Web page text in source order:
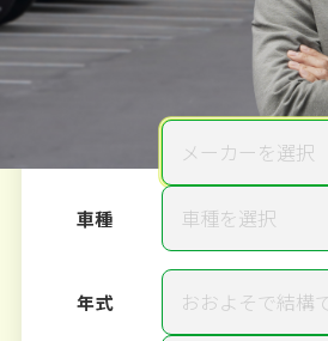
電話か出張か、高い方の査定を提案。
だから高価買取!
無料で カンタン
ご依頼いただいたお車を丁
メーカーを選択
車種 車種を選択
年式 おおよそで結構